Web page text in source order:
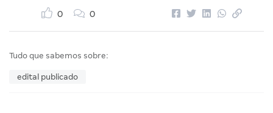
0 0
Tudo que sabemos sobre:
edital publicado